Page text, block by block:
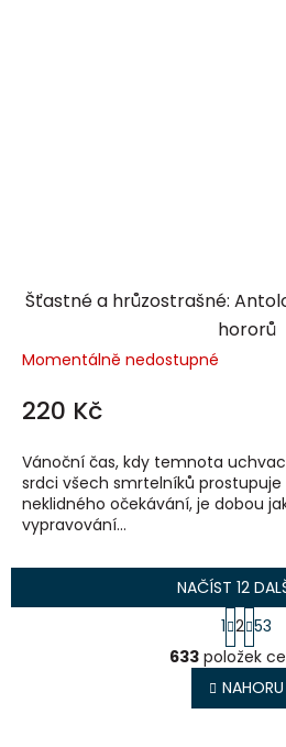
Šťastné a hrůzostrašné:
hororů
Momentálně nedostupné
220 Kč
Vánoční čas, kdy temnota
srdci všech smrtelníků prostupuje
neklidného očekávání, je dobou
vypravování...
O
v
l
á
NAČÍST 12
S
t
r
á
n
k
1 2 53
633 položek
NAHORU